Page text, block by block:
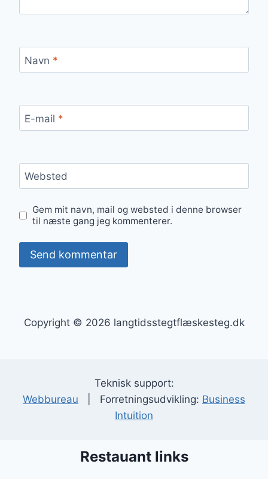
Navn *
E-mail *
Websted
Gem mit navn, mail og websted i denne browser
til næste gang jeg kommenterer.
Copyright © 2026 langtidsstegtflæskesteg.dk
Teknisk support:
Webbureau | Forretningsudvikling: Business
Intuition
Restauant links